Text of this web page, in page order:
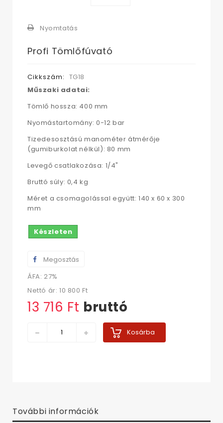
Nyomtatás
Profi Tömlőfúvató
Cikkszám: TG18
Műszaki adatai:
Tömlő hossza: 400 mm
Nyomástartomány: 0-12 bar
Tizedesosztású manométer átmérője
(gumiburkolat nélkül): 80 mm
Levegő csatlakozása: 1/4"
Bruttó súly: 0,4 kg
Méret a csomagolással együtt: 140 x 60 x 300
mm
Készleten
Megosztás
ÁFA: 27%
Nettó ár: 10 800 Ft‎
13 716 Ft‎ bruttó
Kosárba
További információk